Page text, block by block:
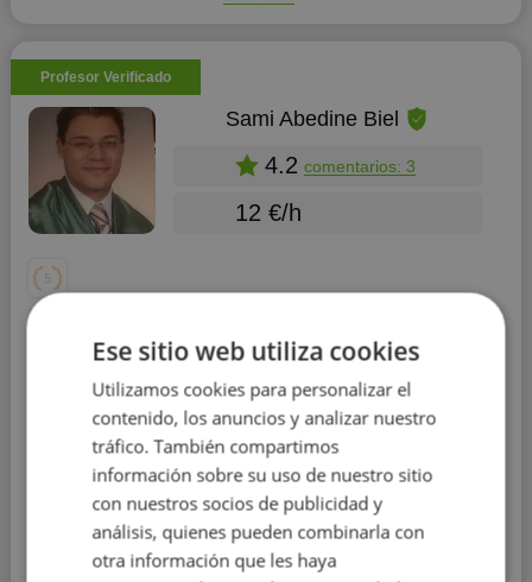
Profesor Verificado
Sami Abedine Biel
4.2 comentarios: 3
12 €/h
Apoyo escolar
Educación:Universidad de Zaragoza
Experiencia: más de 10 años
Profesor de Primaria da clases a niños y
adolescentes de sus etapas de estudio con
experiencia de más de 10 años.
Llevo dando clases
particulares 10 años a niños de las etapas de Primaria y
Secundaria. Todos mis logros han sido reorientar al
Ese sitio web utiliza cookies
Utilizamos cookies para personalizar el
contenido, los anuncios y analizar nuestro
tráfico. También compartimos
información sobre su uso de nuestro sitio
con nuestros socios de publicidad y
análisis, quienes pueden combinarla con
otra información que les haya